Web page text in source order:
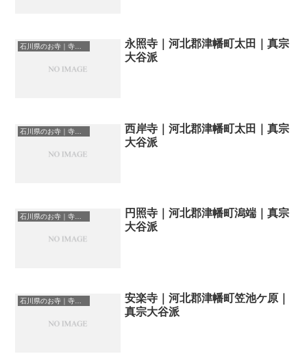
石川県のお寺｜寺院一覧
永照寺｜河北郡津幡町太田｜真宗
大谷派
石川県のお寺｜寺院一覧
西岸寺｜河北郡津幡町太田｜真宗
大谷派
石川県のお寺｜寺院一覧
円照寺｜河北郡津幡町潟端｜真宗
大谷派
石川県のお寺｜寺院一覧
安楽寺｜河北郡津幡町笠池ケ原｜
真宗大谷派